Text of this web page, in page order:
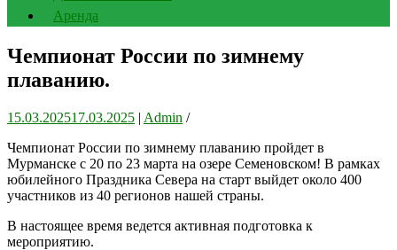
Аренда
Чемпионат России по зимнему
плаванию.
15.03.202517.03.2025 | Admin /
Чемпионат России по зимнему плаванию пройдет в
Мурманске с 20 по 23 марта на озере Семеновском! В рамках
юбилейного Праздника Севера на старт выйдет около 400
участников из 40 регионов нашей страны.
В настоящее время ведется активная подготовка к
мероприятию.